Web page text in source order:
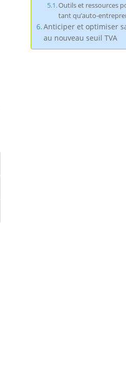
Outils et ressources
tant qu’auto-
Anticiper et optimiser
au nouveau seuil TVA